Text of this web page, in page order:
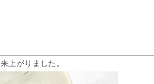
上がりました。